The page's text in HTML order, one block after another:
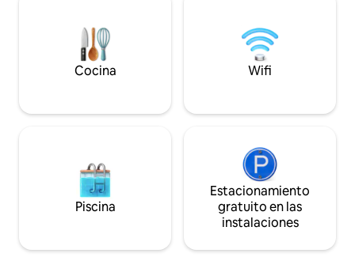
instalación sostenible que utiliza energía
limpia, agua de manantial y un inodoro
de compostaje que reduce el consumo
parejas y familias.
Cocina Wifi
Piscina
Estacionamiento
gratuito en las
instalaciones